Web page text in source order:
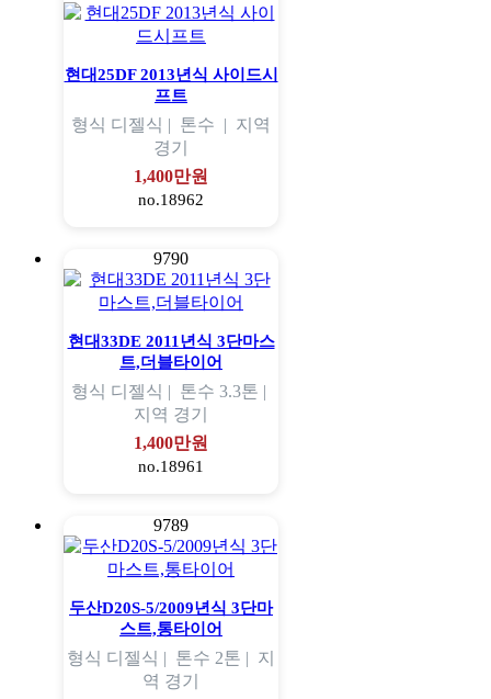
현대25DF 2013년식 사이드시
프트
형식 디젤식 | 톤수 | 지역
경기
1,400만원
no.18962
9790
현대33DE 2011년식 3단마스
트,더블타이어
형식 디젤식 | 톤수 3.3톤 |
지역 경기
1,400만원
no.18961
9789
두산D20S-5/2009년식 3단마
스트,통타이어
형식 디젤식 | 톤수 2톤 | 지
역 경기